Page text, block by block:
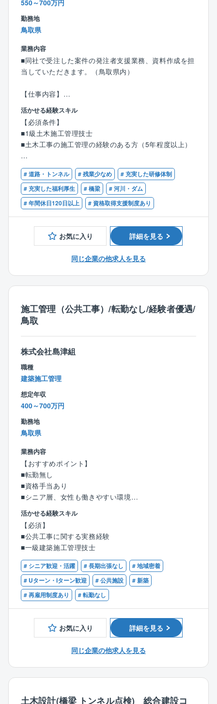
している同社。
例えば高耐震やバリアフリー設計などニーズのある商
品を創造する事でお客様から高い満足度を頂いていま
つくりあげていくのは何十年と地図に残る建物。
社会的意義の高い商品をつくっていくやりがいある仕
事です。
■クオリティの高い建物を生み出しています
シェルルTPII（特許・実用新案取得）の鉄骨部材を主
力商品とし、様々な製品を自社工場で一貫生産してい
る同社。
室内家具はもちろん、家具、造作材、システムキッチ
ン、収納家具などを幅広く生産し、質の高い建物を生
み出しています。
550～700万円
勤務地
鳥取県
業務内容
■同社で受注した案件の発注者支援業務、資料作成を担
当していただきます。（鳥取県内）
【仕事内容】
発注者先の事務所または弊社事業所に常駐して、
◇発注された公共工事の工事関係資料作成
◇調査資料作成
◇契約履行状況確認作業
◇工事の品質、工程、安全対策、出来形などの管理
◇CADの修正等の対応業務、積算資料作成、設計図書
の内容確認など
【具体的には】
■発注された工事を発注者側の立場で、土木工事共通仕
様書、土木工事施工管理基準及び規格値、発注図面通
りに工事受注者が工事を行っていることを確認しま
る資料作成、設計業務の進捗管理、関係官署等の協議
■調査設計資料作成業務では、工事発注図面修正作業、
調査資料の取りまとめ、関係機関との資料作成など行
ないます。
【工事実績】
宮ヶ瀬ダム、高崎河川国道、横浜国道、千葉国道 そ
の他多数
■55歳以上の方の雇用形態は契約社員となります。
活かせる経験スキル
【必須条件】
■1級土木施工管理技士
■土木工事の施工管理の経験のある方（5年程度以上）
【歓迎】
■AutoCADの操作が可能な方
■Excel/Wordの操作が可能な方（表計算、文章作成et
c）
■発注者支援業務での経験のある方
# 道路・トンネル # 残業少なめ
# 充実した研修体制
# 充実した福利厚生
# 橋梁
# 河川・ダム
# 年間休日120日以上
# 資格取得支援制度あり
お気に入り 詳細を見る
同じ企業の他求人を見る
施工管理（公共工事）/転勤なし/経験者優遇/
鳥取
株式会社島津組
職種
建築施工管理
想定年収
400～700万円
勤務地
鳥取県
業務内容
【おすすめポイント】
■転勤無し
■資格手当あり
■シニア層、女性も働きやすい環境
■U/Iターン歓迎
同社にて公共工事（主に公共施設）等の現場管理をお
願いします。
担当いただく案件：クリニック、店舗、学校、工場等
＜具体的な業務内容＞
■公共工事受注関連事務
現場での打ち合わせから工事の着手、竣工、
資材の調達業者への発注、手配など、工程の管理
住宅から不動産まで、お客様に「住まいに関するお困
ています。
す。
活かせる経験スキル
【必須】
■公共工事に関する実務経験
■一級建築施工管理技士
# シニア歓迎・活躍 # 長期出張なし
# 地域密着
# Uターン・Iターン歓迎
# 公共施設
# 新築
# 再雇用制度あり
# 転勤なし
お気に入り 詳細を見る
同じ企業の他求人を見る
土木設計(橋梁 トンネル点検) 総合建設コ